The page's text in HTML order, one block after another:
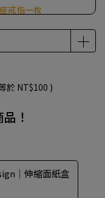
戒指一枚
挑樣色)
於NT$100 )
！
｜伸縮面紙盒